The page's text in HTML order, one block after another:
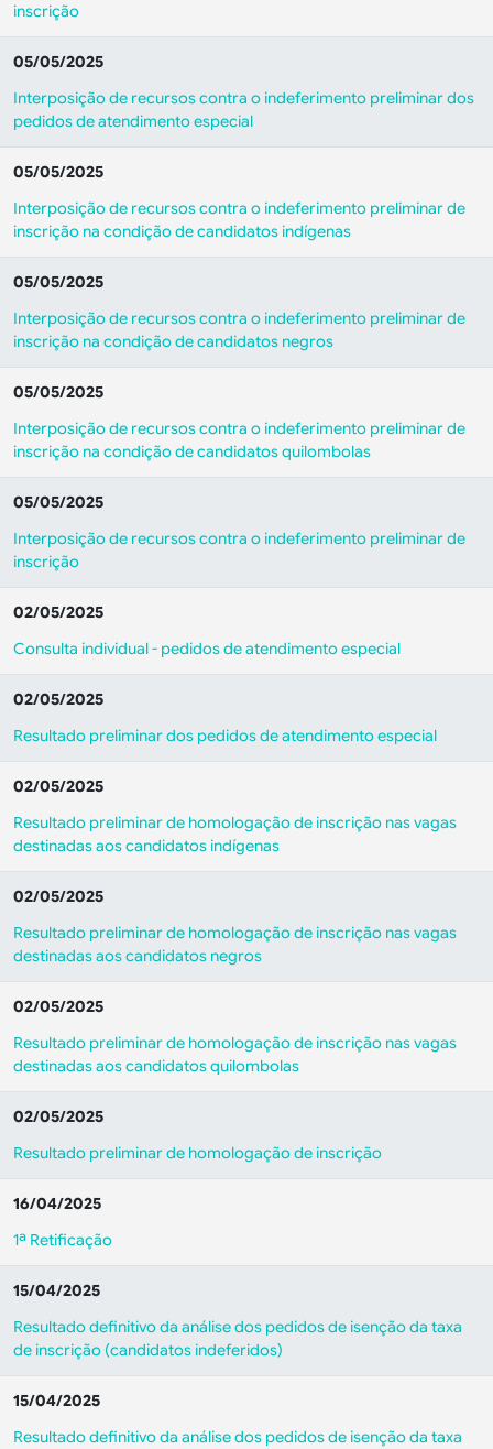
inscrição
05/05/2025
Interposição de recursos contra o indeferimento preliminar dos
pedidos de atendimento especial
05/05/2025
Interposição de recursos contra o indeferimento preliminar de
inscrição na condição de candidatos indígenas
05/05/2025
Interposição de recursos contra o indeferimento preliminar de
inscrição na condição de candidatos negros
05/05/2025
Interposição de recursos contra o indeferimento preliminar de
inscrição na condição de candidatos quilombolas
05/05/2025
Interposição de recursos contra o indeferimento preliminar de
inscrição
02/05/2025
Consulta individual - pedidos de atendimento especial
02/05/2025
Resultado preliminar dos pedidos de atendimento especial
02/05/2025
Resultado preliminar de homologação de inscrição nas vagas
destinadas aos candidatos indígenas
02/05/2025
Resultado preliminar de homologação de inscrição nas vagas
destinadas aos candidatos negros
02/05/2025
Resultado preliminar de homologação de inscrição nas vagas
destinadas aos candidatos quilombolas
02/05/2025
Resultado preliminar de homologação de inscrição
16/04/2025
1ª Retificação
15/04/2025
Resultado definitivo da análise dos pedidos de isenção da taxa
de inscrição (candidatos indeferidos)
15/04/2025
Resultado definitivo da análise dos pedidos de isenção da taxa